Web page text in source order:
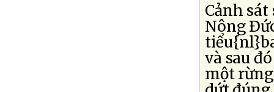
Cảnh
Nông
và sau
một